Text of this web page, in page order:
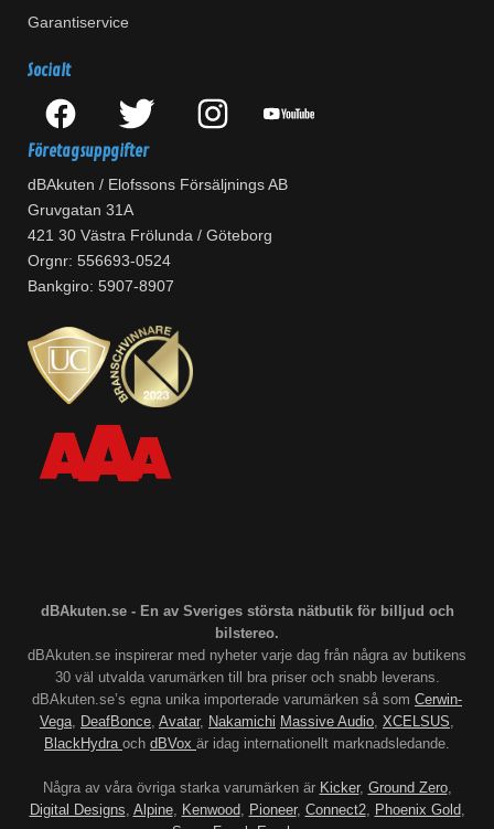
Garantiservice
Socialt
Företagsuppgifter
dBAkuten / Elofssons Försäljnings AB
Gruvgatan 31A
421 30 Västra Frölunda / Göteborg
Orgnr: 556693-0524
Bankgiro: 5907-8907
dBAkuten.se - En av Sveriges största nätbutik för billjud och
bilstereo.
dBAkuten.se inspirerar med nyheter varje dag från några av butikens
30 väl utvalda varumärken till bra priser och snabb leverans.
dBAkuten.se’s egna unika importerade varumärken så som Cerwin-
Vega, DeafBonce, Avatar, Nakamichi Massive Audio, XCELSUS,
BlackHydra och dBVox är idag internationellt marknadsledande.
Några av våra övriga starka varumärken är Kicker, Ground Zero,
Digital Designs, Alpine, Kenwood, Pioneer, Connect2, Phoenix Gold,